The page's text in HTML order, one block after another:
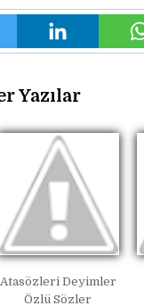
Yazılar
Atasözleri Deyimler
Özlü Sözler